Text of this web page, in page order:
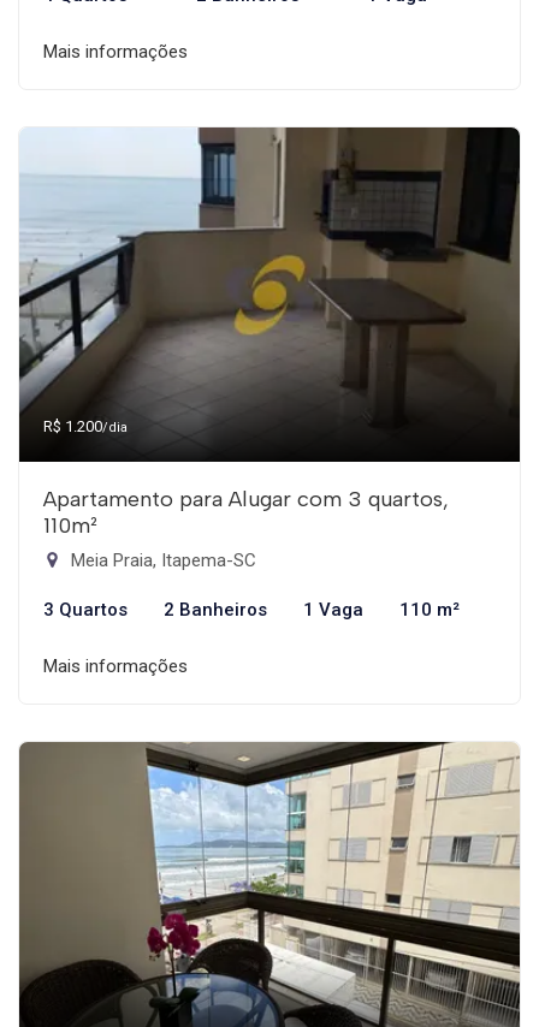
Mais informações
R$ 1.200/dia
Apartamento para Alugar com 3 quartos,
110m²
Meia Praia, Itapema-SC
3 Quartos 2 Banheiros 1 Vaga 110 m²
Mais informações